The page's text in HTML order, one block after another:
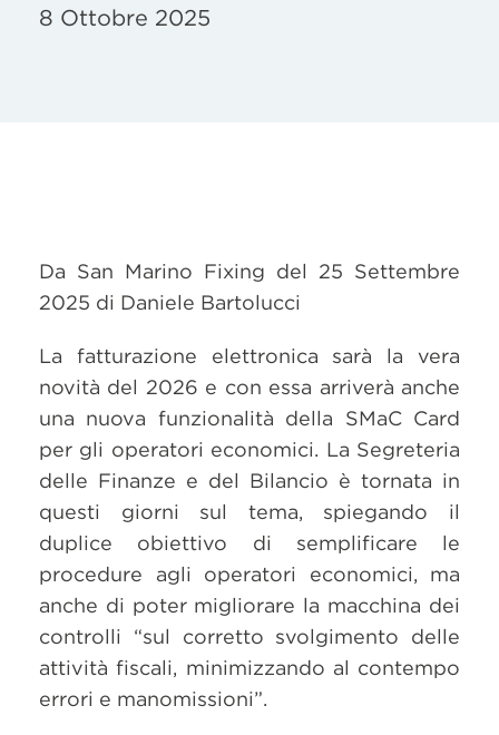
8 Ottobre 2025
Da San Marino Fixing del 25 Settembre
2025 di Daniele Bartolucci
La fatturazione elettronica sarà la vera
novità del 2026 e con essa arriverà anche
una nuova funzionalità della SMaC Card
per gli operatori economici. La Segreteria
delle Finanze e del Bilancio è tornata in
questi giorni sul tema, spiegando il
duplice obiettivo di semplificare le
procedure agli operatori economici, ma
anche di poter migliorare la macchina dei
controlli “sul corretto svolgimento delle
attività fiscali, minimizzando al contempo
errori e manomissioni”.